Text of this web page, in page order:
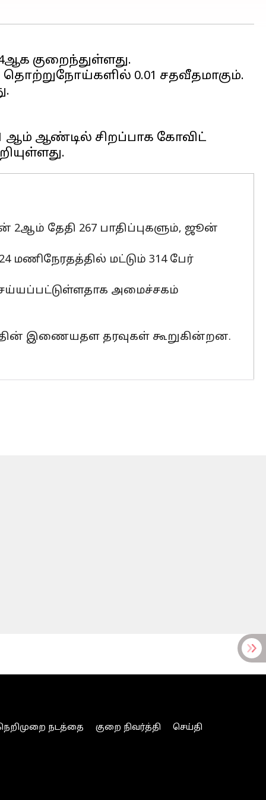
0.01 சதவீதமாகும்.
ஆம் ஆண்டில் சிறப்பாக கோவிட்
2ஆம் தேதி 267 பாதிப்புகளும், ஜூன்
மட்டும் 314 பேர்
செய்யப்பட்டுள்ளதாக அமைச்சகம்
இணையதள தரவுகள் கூறுகின்றன.
நடத்தை குறை நிவர்த்தி செய்தி